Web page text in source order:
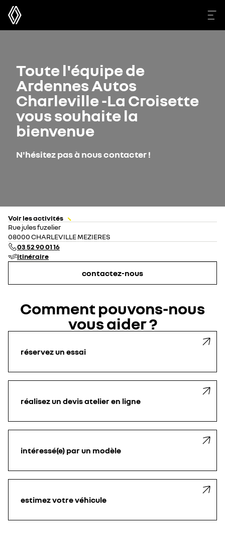
Toute l'équipe de
Ardennes Autos
Charleville -La Croisette
vous souhaite la
bienvenue
N'hésitez pas à nous contacter !
Voir les activités
Rue jules fuzelier
08000 CHARLEVILLE MEZIERES
03 52 90 01 16
itinéraire
contactez-nous
Comment pouvons-nous
vous aider ?
réservez un essai
réalisez un devis atelier en ligne
intéressé(e) par un modèle
estimez votre véhicule